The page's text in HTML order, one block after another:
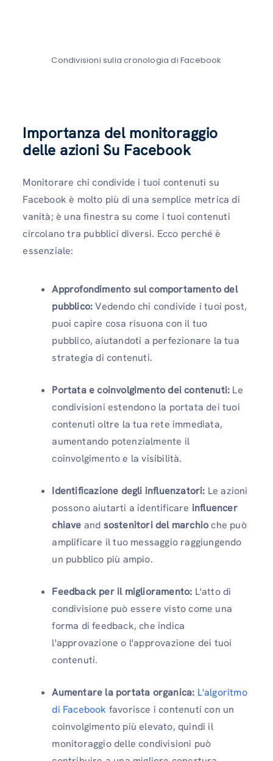
Condivisioni sulla cronologia di Facebook
Importanza del monitoraggio
delle azioni Su Facebook
Monitorare chi condivide i tuoi contenuti su
Facebook è molto più di una semplice metrica di
vanità; è una finestra su come i tuoi contenuti
circolano tra pubblici diversi. Ecco perché è
essenziale:
Approfondimento sul comportamento del
pubblico:Vedendo chi condivide i tuoi post,
puoi capire cosa risuona con il tuo
pubblico, aiutandoti a perfezionare la tua
strategia di contenuti.
Portata e coinvolgimento dei contenuti: Le
condivisioni estendono la portata dei tuoi
contenuti oltre la tua rete immediata,
aumentando potenzialmente il
coinvolgimento e la visibilità.
Identificazione degli influenzatori: Le azioni
possono aiutarti a identificare influencer
chiave and sostenitori del marchioche può
amplificare il tuo messaggio raggiungendo
un pubblico più ampio.
Feedback per il miglioramento: L'atto di
condivisione può essere visto come una
forma di feedback, che indica
l'approvazione o l'approvazione dei tuoi
contenuti.
Aumentare la portata organica: L'algoritmo
di Facebook favorisce i contenuti con un
coinvolgimento più elevato, quindi il
monitoraggio delle condivisioni può